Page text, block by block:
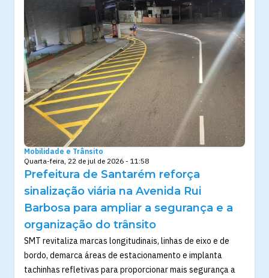
Mobilidade e Trânsito
Quarta-feira, 22 de jul de 2026 - 11:58
Prefeitura de Santarém reforça
sinalização viária na Avenida Rui
Barbosa para ampliar a segurança e a
organização do trânsito
SMT revitaliza marcas longitudinais, linhas de eixo e de
bordo, demarca áreas de estacionamento e implanta
tachinhas refletivas para proporcionar mais segurança a